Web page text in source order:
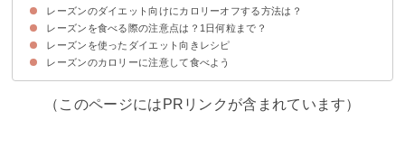
①食物繊維
②カリウム
③カルシウム
④ポリフェノール
レーズンのダイエット向けにカロリーオフする方法は？
砂糖漬けしてないレーズンを選ぶ
レーズンを食べる際の注意点は？1日何粒まで？
①夜に食べない
②食べ過ぎない
レーズンの1日の摂取量の目安
レーズンを使ったダイエット向きレシピ
①りんご酢レーズン
②おからレーズンクッキー
③ココナッツミルク酒粕レーズン
④シナモンレーズングラノーラ
⑤全粒粉とおからのビスコッティ
レーズンのカロリーに注意して食べよう
（このページにはPRリンクが含まれています）